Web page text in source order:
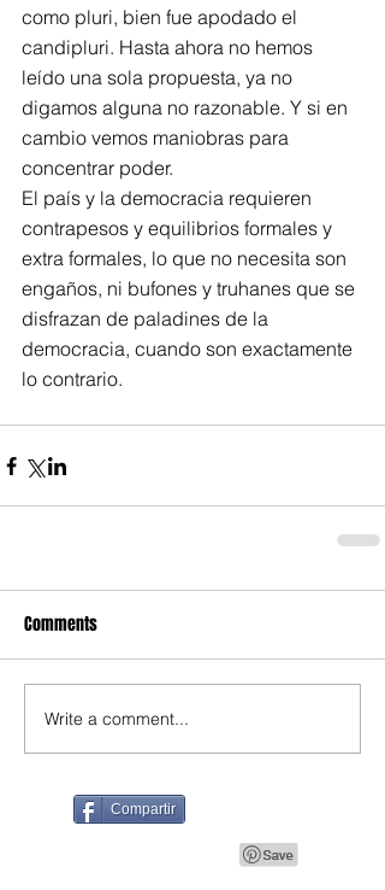
como pluri, bien fue apodado el
candipluri. Hasta ahora no hemos
leído una sola propuesta, ya no
digamos alguna no razonable. Y si en
cambio vemos maniobras para
concentrar poder.
El país y la democracia requieren
contrapesos y equilibrios formales y
extra formales, lo que no necesita son
engaños, ni bufones y truhanes que se
disfrazan de paladines de la
democracia, cuando son exactamente
lo contrario.
Comments
Write a comment...
Compartir